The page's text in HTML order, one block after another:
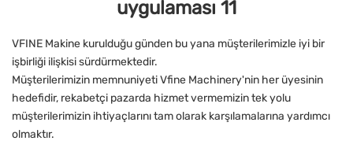
VFINE Makine kurulduğu günden bu yana müşterilerimizle iyi bir
işbirliği ilişkisi sürdürmektedir.
Müşterilerimizin memnuniyeti Vfine Machinery'nin her üyesinin
hedefidir, rekabetçi pazarda hizmet vermemizin tek yolu
müşterilerimizin ihtiyaçlarını tam olarak karşılamalarına yardımcı
olmaktır.